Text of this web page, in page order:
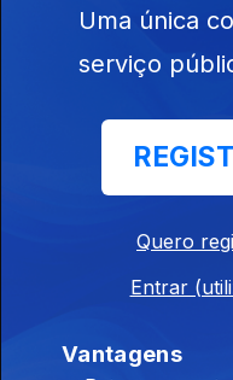
Uma única
serviço
Quero
Entrar
Vantagens